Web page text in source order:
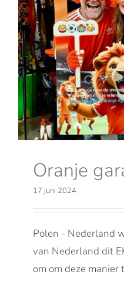
Oranje
17 juni 2024
Polen - Nederland
van Nederland dit
om om deze manier